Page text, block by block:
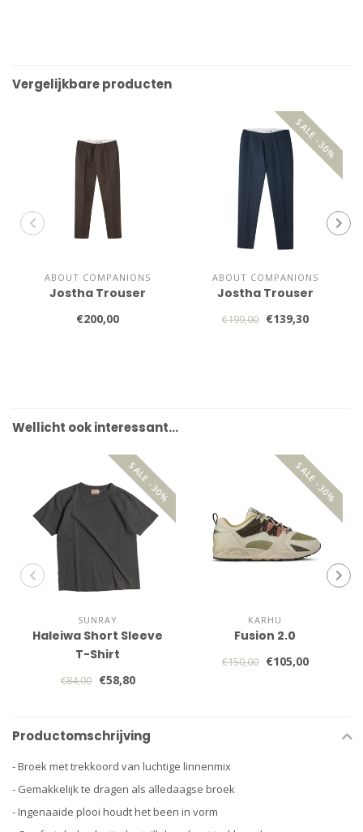
Vergelijkbare producten
ABOUT COMPANIONS
Jostha Trouser
€200,00
SALE -30%
ABOUT COMPANIONS
Jostha Trouser
€199,00 €139,30
Wellicht ook interessant…
SALE -30%
SUNRAY
Haleiwa Short Sleeve
T-Shirt
€84,00 €58,80
SALE -30%
KARHU
Fusion 2.0
€150,00 €105,00
Productomschrijving
- Broek met trekkoord van luchtige linnenmix
- Gemakkelijk te dragen als alledaagse broek
- Ingenaaide plooi houdt het been in vorm